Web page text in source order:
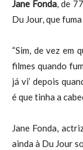
Jane Fonda, de
Du Jour, que
“Sim, de vez em
filmes quando
já vi’ depois
é que tinha a
Jane Fonda,
ainda à Du Jour